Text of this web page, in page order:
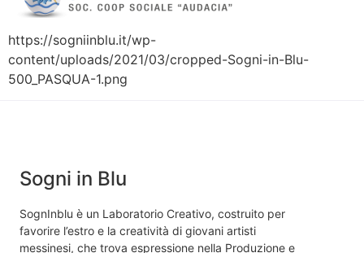
https://sogniinblu.it/wp-
content/uploads/2021/03/cropped-Sogni-in-Blu-
500_PASQUA-1.png
Sogni in Blu
SognInblu è un Laboratorio Creativo, costruito per
favorire l’estro e la creatività di giovani artisti
messinesi, che trova espressione nella Produzione e